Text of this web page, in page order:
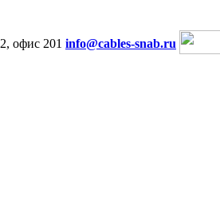
офис 201 info@cables-snab.ru